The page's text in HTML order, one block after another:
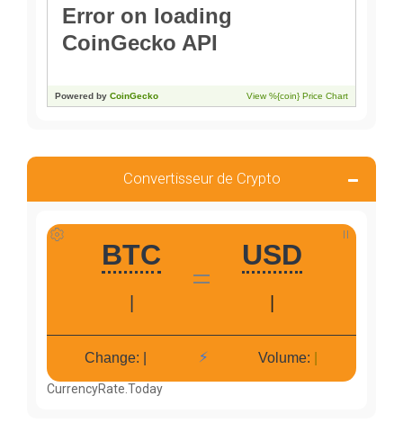
Convertisseur de Crypto
CurrencyRate.Today